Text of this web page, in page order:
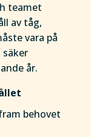
teamet
av tåg,
vara på
år.
behovet